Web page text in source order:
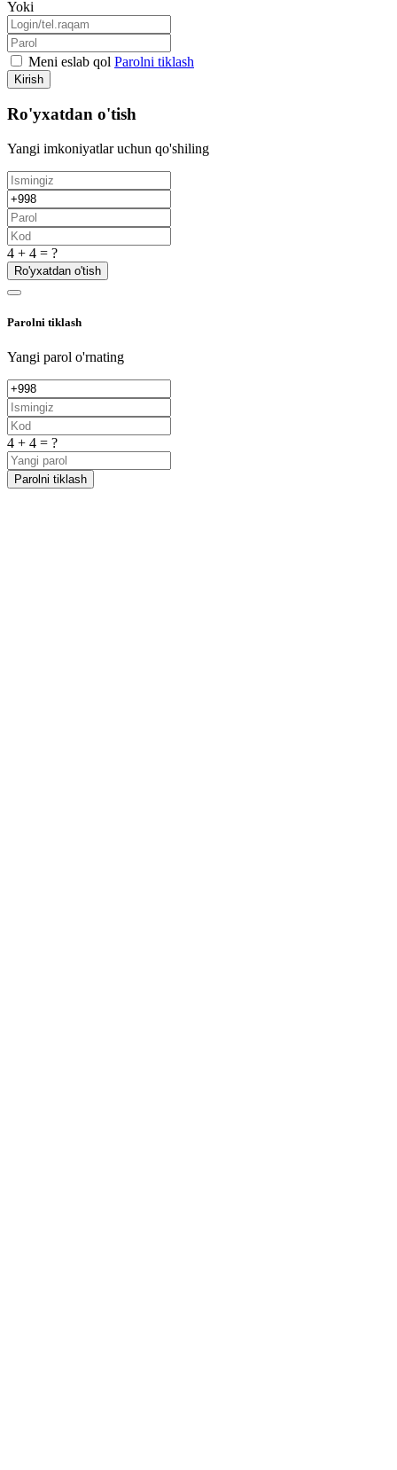
Yoki
Meni eslab qol Parolni tiklash
Kirish
Ro'yxatdan o'tish
Yangi imkoniyatlar uchun qo'shiling
4 + 4 = ?
Ro'yxatdan o'tish
Parolni tiklash
Yangi parol o'rnating
4 + 4 = ?
Parolni tiklash